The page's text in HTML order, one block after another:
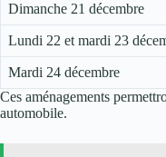
Dimanche 21 décembre
Lundi 22 et mardi 23
Mardi 24 décembre
Ces aménagements
automobile.